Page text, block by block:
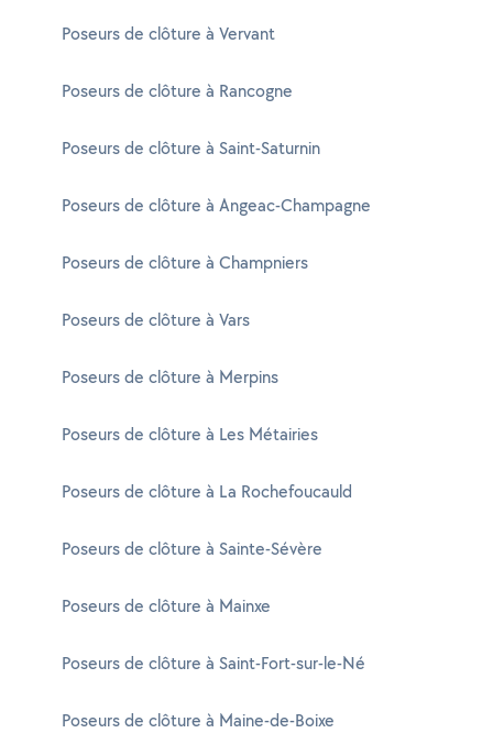
Poseurs de clôture à Vervant
Poseurs de clôture à Rancogne
Poseurs de clôture à Saint-Saturnin
Poseurs de clôture à Angeac-Champagne
Poseurs de clôture à Champniers
Poseurs de clôture à Vars
Poseurs de clôture à Merpins
Poseurs de clôture à Les Métairies
Poseurs de clôture à La Rochefoucauld
Poseurs de clôture à Sainte-Sévère
Poseurs de clôture à Mainxe
Poseurs de clôture à Saint-Fort-sur-le-Né
Poseurs de clôture à Maine-de-Boixe